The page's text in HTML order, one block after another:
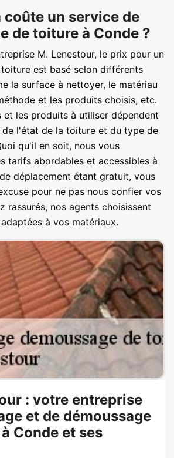
coûte un service de
de toiture à Conde ?
M. Lenestour, le prix pour un
est basé selon différents
la surface à nettoyer, le matériau
et les produits choisis, etc.
et les produits à utiliser dépendent
de l'état de la toiture et du type de
qu'il en soit, nous vous
tarifs abordables et accessibles à
déplacement étant gratuit, vous
pour ne pas nous confier vos
rassurés, nos agents choisissent
à vos matériaux.
: votre entreprise
et de démoussage
Conde et ses